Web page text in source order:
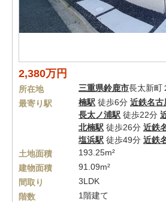
2,380万円
所在地 三重県鈴鹿市長太新町
最寄り駅
楠駅 徒歩6分 近鉄名古
長太ノ浦駅 徒歩22分
北楠駅 徒歩26分 近鉄
塩浜駅 徒歩49分 近鉄
土地面積
193.25m²
建物面積
91.09m²
間取り
3LDK
階数
1階建て